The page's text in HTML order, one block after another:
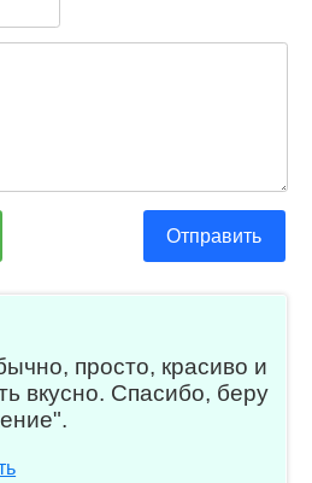
Отправить
просто, красиво и
вкусно. Спасибо, беру